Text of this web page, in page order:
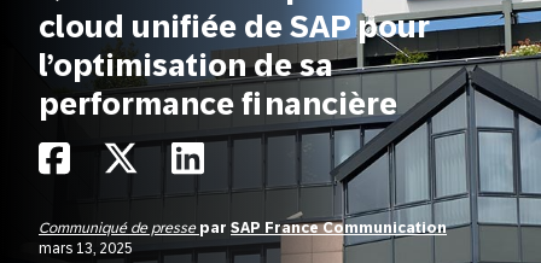
cloud unifiée de SAP pour
l’optimisation de sa
performance financière
Communiqué de presse par SAP France Communication
mars 13, 2025